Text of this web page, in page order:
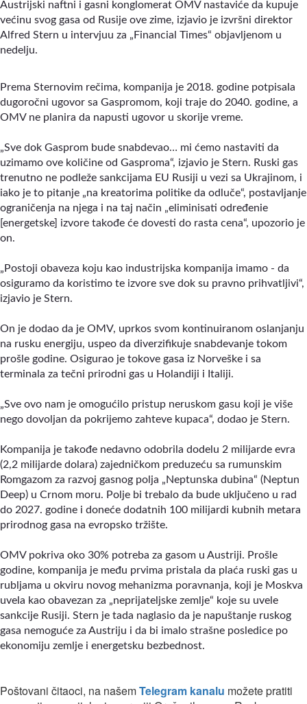
Austrijski naftni i gasni konglomerat OMV nastaviće da kupuje
većinu svog gasa od Rusije ove zime, izjavio je izvršni direktor
Alfred Stern u intervjuu za „ Financial Times“ objavljenom u
nedelju.
Prema Sternovim rečima, kompanija je 2018. godine potpisala
dugoročni ugovor sa Gaspromom, koji traje do 2040. godine, a
OMV ne planira da napusti ugovor u skorije vreme.
„Sve dok Gasprom bude snabdevao… mi ćemo nastaviti da
uzimamo ove količine od Gasproma“, izjavio je Stern. Ruski gas
trenutno ne podleže sankcijama EU Rusiji u vezi sa Ukrajinom, i
iako je to pitanje „na kreatorima politike da odluče“, postavljanje
ograničenja na njega i na taj način „eliminisati određenie
[energetske] izvore takođe će dovesti do rasta cena“, upozorio je
on.
„Postoji obaveza koju kao industrijska kompanija imamo - da
osiguramo da koristimo te izvore sve dok su pravno prihvatljivi“,
izjavio je Stern.
On je dodao da je OMV, uprkos svom kontinuiranom oslanjanju
na rusku energiju, uspeo da diverzifikuje snabdevanje tokom
prošle godine. Osigurao je tokove gasa iz Norveške i sa
terminala za tečni prirodni gas u Holandiji i Italiji.
„Sve ovo nam je omogućilo pristup neruskom gasu koji je više
nego dovoljan da pokrijemo zahteve kupaca“, dodao je Stern.
Kompanija je takođe nedavno odobrila dodelu 2 milijarde evra
(2,2 milijarde dolara) zajedničkom preduzeću sa rumunskim
Romgazom za razvoj gasnog polja „Neptunska dubina“ (Neptun
Deep) u Crnom moru. Polje bi trebalo da bude uključeno u rad
do 2027. godine i doneće dodatnih 100 milijardi kubnih metara
prirodnog gasa na evropsko tržište.
OMV pokriva oko 30% potreba za gasom u Austriji. Prošle
godine, kompanija je među prvima pristala da plaća ruski gas u
rubljama u okviru novog mehanizma poravnanja, koji je Moskva
uvela kao obavezan za „neprijateljske zemlje“ koje su uvele
sankcije Rusiji. Stern je tada naglasio da je napuštanje ruskog
gasa nemoguće za Austriju i da bi imalo strašne posledice po
ekonomiju zemlje i energetsku bezbednost.
Poštovani čitaoci, na našemTelegram kanalu možete pratiti